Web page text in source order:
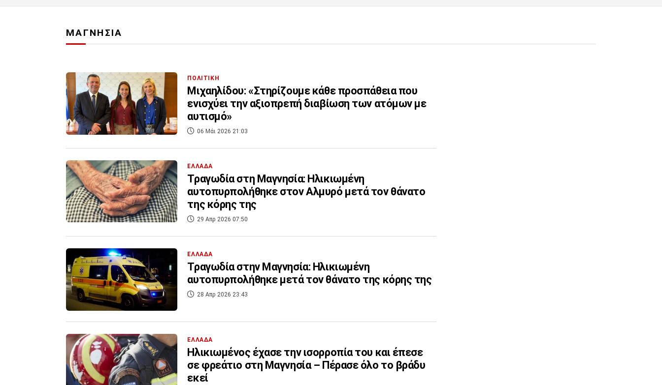
ΜΑΓΝΗΣΙΑ
ΠΟΛΙΤΙΚΗ
Μιχαηλίδου: «Στηρίζουμε κάθε προσπάθεια που
ενισχύει την αξιοπρεπή διαβίωση των ατόμων με
αυτισμό»
06 Μάι 2026 21:03
ΕΛΛΑΔΑ
Τραγωδία στη Μαγνησία: Ηλικιωμένη
αυτοπυρπολήθηκε στον Αλμυρό μετά τον θάνατο
της κόρης της
29 Απρ 2026 07:50
ΕΛΛΑΔΑ
Τραγωδία στην Μαγνησία: Ηλικιωμένη
αυτοπυρπολήθηκε μετά τον θάνατο της κόρης της
28 Απρ 2026 23:43
ΕΛΛΑΔΑ
Ηλικιωμένος έχασε την ισορροπία του και έπεσε
σε φρεάτιο στη Μαγνησία – Πέρασε όλο το βράδυ
εκεί